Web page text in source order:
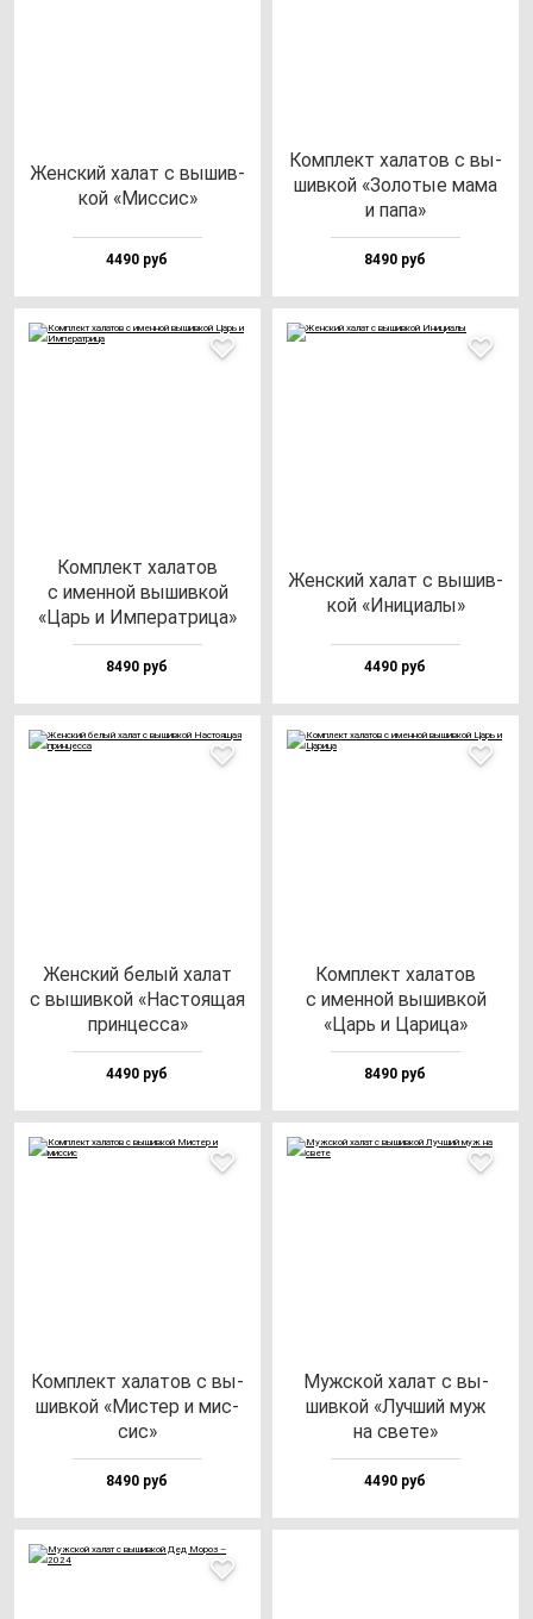
Жен­ский ха­лат с вы­шив­
кой «Мис­сис»
4490 руб
Ком­плект ха­ла­тов с вы­
шив­кой «Золо­тые ма­ма
и па­па»
8490 руб
Ком­плект ха­ла­тов
с имен­ной вы­шив­кой
«Царь и Импе­рат­ри­ца»
8490 руб
Жен­ский ха­лат с вы­шив­
кой «Ини­ци­алы»
4490 руб
Жен­ский бе­лый ха­лат
с вы­шив­кой «Нас­то­ящая
прин­цес­са»
4490 руб
Ком­плект ха­ла­тов
с имен­ной вы­шив­кой
«Царь и Цари­ца»
8490 руб
Ком­плект ха­ла­тов с вы­
шив­кой «Мис­тер и мис­
сис»
8490 руб
Муж­ской ха­лат с вы­
шив­кой «Луч­ший муж
на све­те»
4490 руб